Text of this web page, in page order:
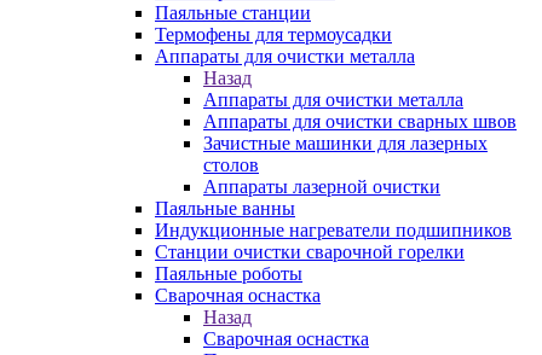
Паяльные станции
Термофены для термоусадки
Аппараты для очистки металла
Назад
Аппараты для очистки металла
Аппараты для очистки сварных швов
Зачистные машинки для лазерных
столов
Аппараты лазерной очистки
Паяльные ванны
Индукционные нагреватели подшипников
Станции очистки сварочной горелки
Паяльные роботы
Сварочная оснастка
Назад
Сварочная оснастка